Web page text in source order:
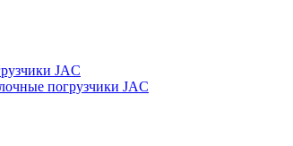
JAC
погрузчики JAC